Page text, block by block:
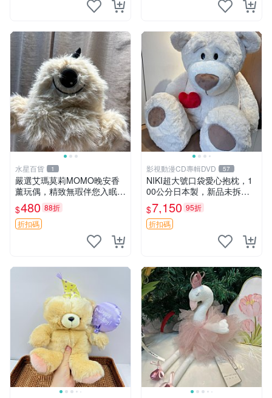
水星百貨 1
嚴選艾瑪莫莉MOMO晚安香
薰玩偶，精致無瑕伴您入眠
晚安精靈 香薰玩具 玩偶收藏
$480 88折
折扣碼
影視動漫CD專輯DVD 57
NIKI超大號口袋愛心抱枕，1
00公分日本製，新品未拆封
胖嘟嘟收藏推薦 愛心抱枕 日
本 抱枕
$7,150 95折
折扣碼